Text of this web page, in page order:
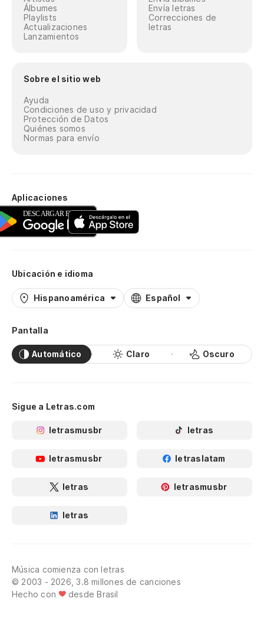
Álbumes
Playlists
Actualizaciones
Lanzamientos
Envía letras
Correcciones de
letras
Sobre el sitio web
Ayuda
Condiciones de uso y privacidad
Protección de Datos
Quiénes somos
Normas para envío
Aplicaciones
Ubicación e idioma
Hispanoamérica Español
Pantalla
Automático Claro Oscuro
Sigue a Letras.com
letrasmusbr letras
letrasmusbr letraslatam
letras letrasmusbr
letras
Música comienza con letras
© 2003 - 2026, 3.8 millones de canciones
Hecho con
desde Brasil